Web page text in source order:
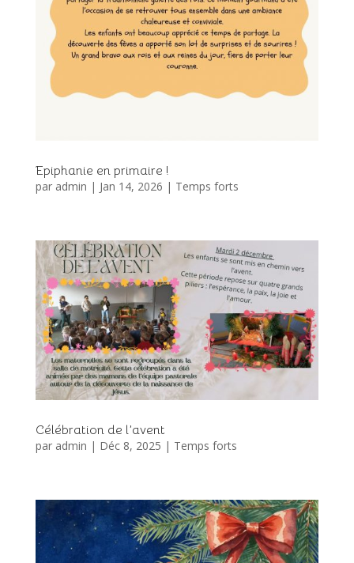
Epiphanie en primaire !
par admin | Jan 14, 2026 | Temps forts
Célébration de l’avent
par admin | Déc 8, 2025 | Temps forts